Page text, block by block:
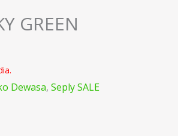
GREEN
Dewasa, Seply SALE